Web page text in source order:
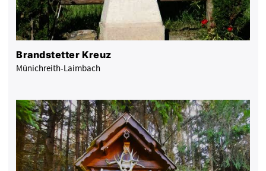
Brandstetter Kreuz
Münichreith-Laimbach